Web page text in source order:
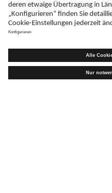
Sie haben eine Frage?